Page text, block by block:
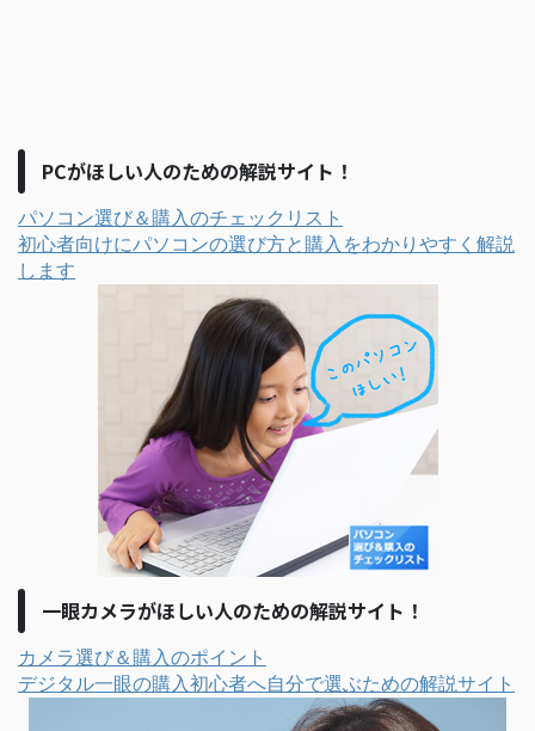
PCがほしい人のための解説サイト！
パソコン選び＆購入のチェックリスト
初心者向けにパソコンの選び方と購入をわかりやすく解説
します
一眼カメラがほしい人のための解説サイト！
カメラ選び＆購入のポイント
デジタル一眼の購入初心者へ自分で選ぶための解説サイト